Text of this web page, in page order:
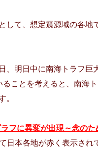
して、想定震源域の各地
、明日中に南海トラフ巨
ことを考えると、南海
。
ラフに異変が出現～念の
日本各地が赤く表示され